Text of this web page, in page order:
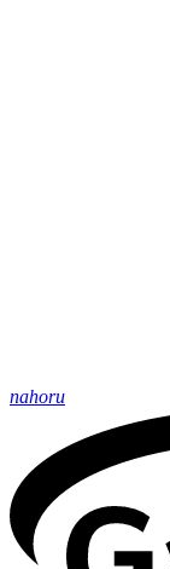
nahoru